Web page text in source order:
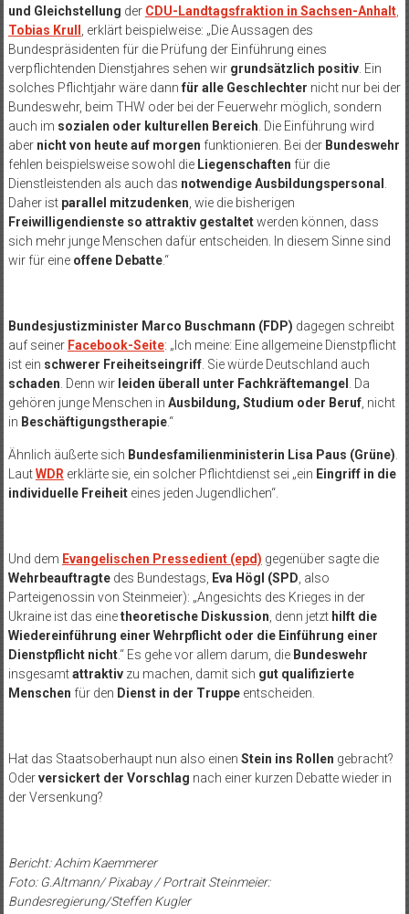
und Gleichstellung der CDU-Landtagsfraktion in Sachsen-Anhalt,
Tobias Krull
, erklärt beispielweise: „Die Aussagen des
Bundespräsidenten für die Prüfung der Einführung eines
verpflichtenden Dienstjahres sehen wir grundsätzlich positiv. Ein
solches Pflichtjahr wäre dann für alle Geschlechter nicht nur bei der
Bundeswehr, beim THW oder bei der Feuerwehr möglich, sondern
auch im sozialen oder kulturellen Bereich . Die Einführung wird
aber nicht von heute auf morgen funktionieren. Bei der Bundeswehr
fehlen beispielsweise sowohl die Liegenschaften für die
Dienstleistenden als auch das notwendige Ausbildungspersonal
Daher ist parallel mitzudenken , wie die bisherigen
Freiwilligendienste so attraktiv gestaltetwerden können, dass
sich mehr junge Menschen dafür entscheiden. In diesem Sinne sind
wir für eine offene Debatte.“
Bundesjustizminister Marco Buschmann (FDP) dagegen schreibt
auf seiner Facebook-Seite: „Ich meine: Eine allgemeine Dienstpflicht
ist ein schwerer Freiheitseingriff. Sie würde Deutschland auch
schaden . Denn wir leiden überall unter Fachkräftemangel
. Da
gehören junge Menschen in Ausbildung, Studium oder Beruf, nicht
in Beschäftigungstherapie.“
Ähnlich äußerte sich Bundesfamilienministerin Lisa Paus (Grüne)
LautWDR erklärte sie, ein solcher Pflichtdienst sei „ein Eingriff in die
individuelle Freiheiteines jeden Jugendlichen“.
Und dem Evangelischen Pressedient (epd) gegenüber sagte die
Wehrbeauftragtedes Bundestags, Eva Högl (SPD , also
Parteigenossin von Steinmeier): „Angesichts des Krieges in der
Ukraine ist das einetheoretische Diskussion , denn jetzt hilft die
Wiedereinführung einer Wehrpflicht oder die Einführung einer
Dienstpflicht nicht.“ Es gehe vor allem darum, die Bundeswehr
insgesamtattraktivzu machen, damit sich gut qualifizierte
Menschen für den Dienst in der Truppeentscheiden.
Hat das Staatsoberhaupt nun also einen Stein ins Rollen gebracht?
Oderversickert der Vorschlag nach einer kurzen Debatte wieder in
der Versenkung?
Bericht: Achim Kaemmerer
Foto: G.Altmann/ Pixabay / Portrait Steinmeier:
Bundesregierung/Steffen Kugler